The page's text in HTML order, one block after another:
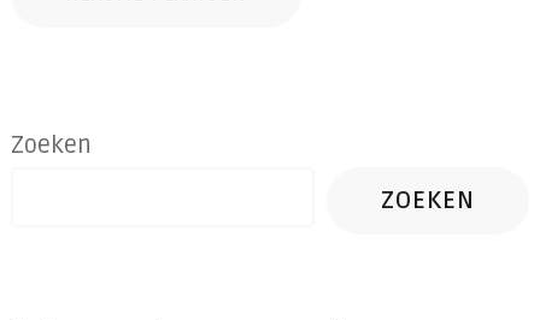
Zoeken
ZOEKEN